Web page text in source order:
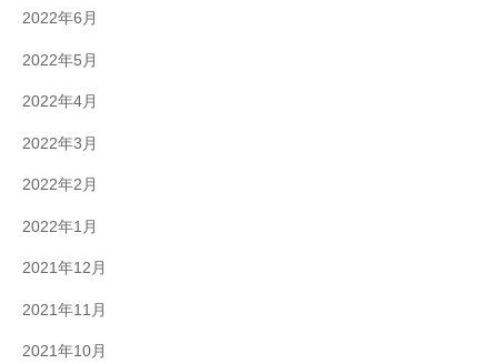
2022年6月
2022年5月
2022年4月
2022年3月
2022年2月
2022年1月
2021年12月
2021年11月
2021年10月